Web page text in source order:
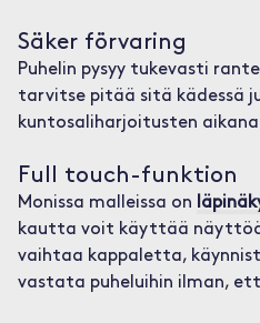
Säker förvaring
Puhelin pysyy tukevasti
tarvitse pitää sitä kädessä
kuntosaliharjoitusten
Full touch-funktion
Monissa malleissa on
kautta voit käyttää
vaihtaa kappaletta,
vastata puheluihin ilman,